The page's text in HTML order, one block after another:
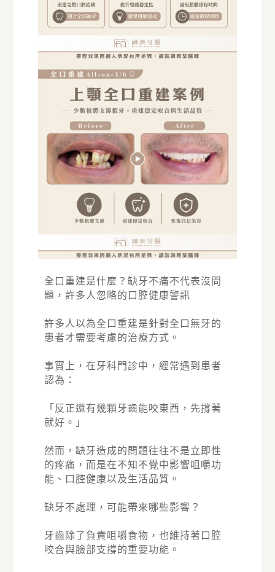
全口重建是什麼？缺牙不痛不代表沒問
題，許多人忽略的口腔健康警訊
許多人以為全口重建是針對全口無牙的
患者才需要考慮的治療方式。
事實上，在牙科門診中，經常遇到患者
認為：
「反正還有幾顆牙齒能咬東西，先撐著
就好。」
然而，缺牙造成的問題往往不是立即性
的疼痛，而是在不知不覺中影響咀嚼功
能、口腔健康以及生活品質。
缺牙不處理，可能帶來哪些影響？
牙齒除了負責咀嚼食物，也維持著口腔
咬合與臉部支撐的重要功能。